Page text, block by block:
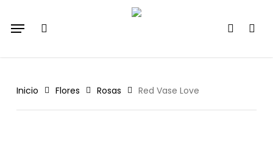
account
Menu
Inicio Flores Rosas Red Vase Love